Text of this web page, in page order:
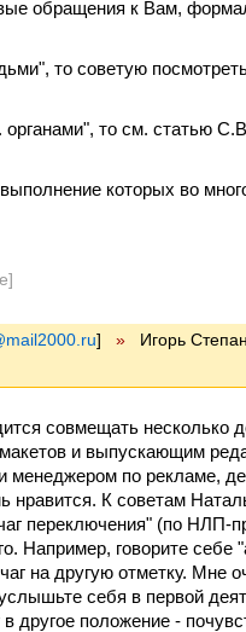
обращения к Вам,
то советую
органами", то см. статью
которых во
] » Игорь
совмещать несколько
и выпускающим
менеджером по рекламе,
нравится. К советам
переключения" (по НЛП-
Например, говорите себе
на другую отметку. Мне
себя в первой
другое положение -